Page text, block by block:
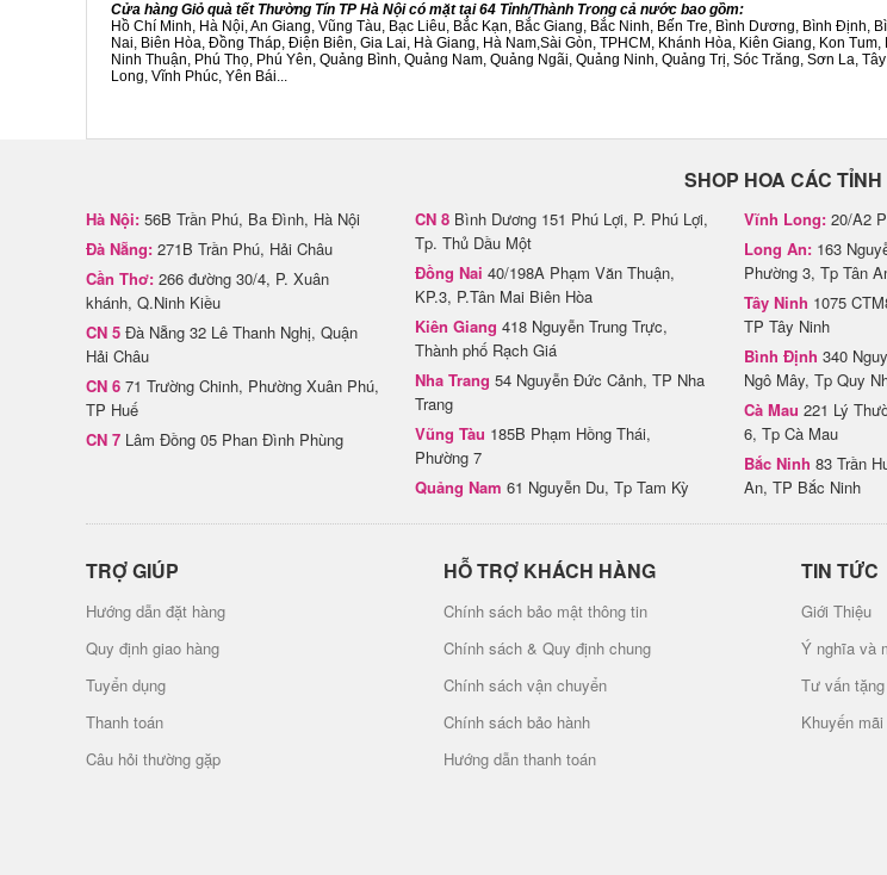
Cửa hàng Giỏ quà tết Thường Tín TP Hà Nội có mặt tại 64 Tỉnh/Thành Trong cả nước bao gồm:
Hồ Chí Minh, Hà Nội, An Giang, Vũng Tàu, Bạc Liêu, Bắc Kạn, Bắc Giang, Bắc Ninh, Bến Tre, Bình Dương, Bình
Nai, Biên Hòa, Đồng Tháp, Điện Biên, Gia Lai, Hà Giang, Hà Nam,Sài Gòn, TPHCM, Khánh Hòa, Kiên Giang, Kon
Ninh Thuận, Phú Thọ, Phú Yên, Quảng Bình, Quảng Nam, Quảng Ngãi, Quảng Ninh, Quảng Trị, Sóc Trăng, Sơn La,
Long, Vĩnh Phúc, Yên Bái...
SHOP HOA CÁC TỈNH
Hà Nội: 56B Trần Phú, Ba Đình, Hà Nội
Đà Nẵng: 271B Trần Phú, Hải Châu
Cần Thơ: 266 đường 30/4, P. Xuân
khánh, Q.Ninh Kiều
CN 5 Đà Nẵng 32 Lê Thanh Nghị, Quận
Hải Châu
CN 6 71 Trường Chinh, Phường Xuân Phú,
TP Huế
CN 7 Lâm Đồng 05 Phan Đình Phùng
CN 8 Bình Dương 151 Phú Lợi, P. Phú Lợi,
Tp. Thủ Dầu Một
Đồng Nai 40/198A Phạm Văn Thuận,
KP.3, P.Tân Mai Biên Hòa
Kiên Giang 418 Nguyễn Trung Trực,
Thành phố Rạch Giá
Nha Trang 54 Nguyễn Đức Cảnh, TP Nha
Trang
Vũng Tàu 185B Phạm Hồng Thái,
Phường 7
Quảng Nam 61 Nguyễn Du, Tp Tam Kỳ
Vĩnh Long: 20/A2
Long An: 163
Phường 3, Tp Tân
Tây Ninh 1075
TP Tây Ninh
Bình Định 340
Ngô Mây, Tp Quy
Cà Mau 221 Lý
6, Tp Cà Mau
Bắc Ninh 83 Trần
An, TP Bắc Ninh
TRỢ GIÚP
Hướng dẫn đặt hàng
Quy định giao hàng
Tuyển dụng
Thanh toán
Câu hỏi thường gặp
HỖ TRỢ KHÁCH HÀNG
Chính sách bảo mật thông tin
Chính sách & Quy định chung
Chính sách vận chuyển
Chính sách bảo hành
Hướng dẫn thanh toán
TIN TỨC
Giới Thiệu
Ý nghĩa và
Tư vấn
Khuyến mãi